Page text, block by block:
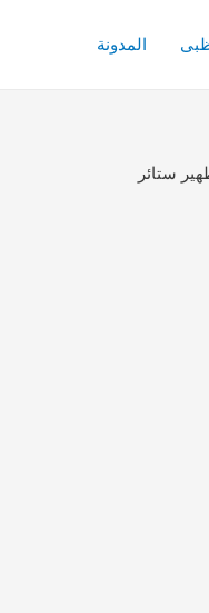
المدونة
ستائر